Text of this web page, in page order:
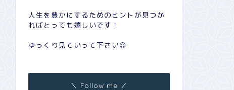
人生を豊かにするためのヒントが見つか
ればとっても嬉しいです！
ゆっくり見ていって下さい◎
＼ Follow me ／